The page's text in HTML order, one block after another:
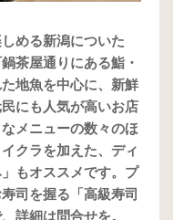
める新潟についた
茶屋通りにある鮨・
地魚を中心に、新鮮
にも人気が高いお店
メニューの数々のほ
クラを加えた、ディ
もオススメです。プ
司を握る「高級寿司
詳細は問合せを。